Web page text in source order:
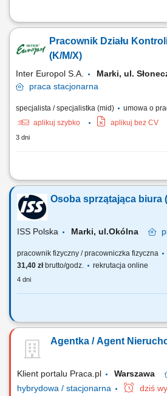
Opis stanowiska Realizacja zadań
instrukcjami. Montaż elementów oraz
wyrobów. Dbanie o prawidłowy przebieg
Pracownik Działu
(K/M/X)
Inter Europol S.A.
Marki, ul.
praca stacjonarna
specjalista / specjalistka (mid) umowa o
aplikuj szybko
aplikuj bez CV
3 dni
Główne zadania: Bieżąca kontrola procesów
standardów firmy, Wykonywanie pomiarów
oznaczeń fizykochemicznych surowców
Weryfikacja specyfikacji...
Osoba sprzątająca biura
ISS Polska Marki, ul.Okólna
pracownik fizyczny / pracowniczka fizyczna
31,40 złbrutto/godz. rekrutacja online
4 dni
Praca na zastępstwo Sprzątanie kuchni,
przecieranie blatów, stołów; Inne prace
przełożonego;
Agentka / Agent
Klient portalu Praca.pl Warszawa
hybrydowa / stacjonarna
dziś